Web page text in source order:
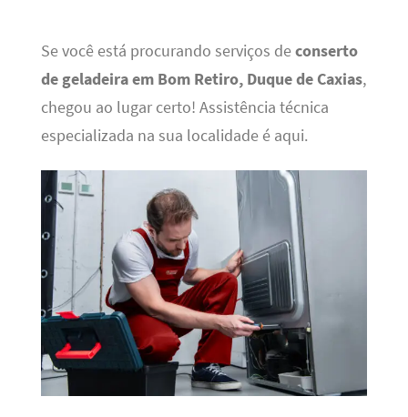
Se você está procurando serviços deconserto
de geladeira em Bom Retiro, Duque de Caxias,
chegou ao lugar certo! Assistência técnica
especializada na sua localidade é aqui.